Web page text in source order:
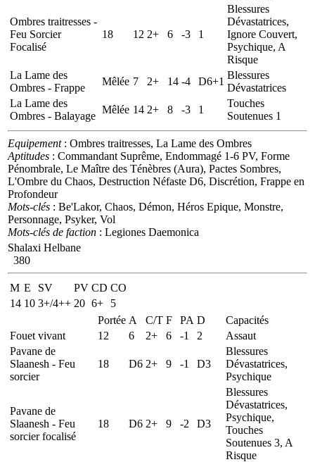
Ombres traitresses -
Feu Sorcier
Focalisé
18 12 2+ 6 -3 1
Blessures
Dévastatrices,
Ignore Couvert,
Psychique, A
Risque
La Lame des
Ombres - Frappe
Mêlée 7 2+ 14 -4 D6+1
Blessures
Dévastatrices
La Lame des
Ombres - Balayage
Mêlée 14 2+ 8 -3 1
Touches
Soutenues 1
Equipement: Ombres traitresses, La Lame des Ombres
Aptitudes : Commandant Suprême, Endommagé 1-6 PV, Forme
Pénombrale, Le Maître des Ténèbres (Aura), Pactes Sombres,
L'Ombre du Chaos, Destruction Néfaste D6, Discrétion, Frappe en
Profondeur
Mots-clés : Be'Lakor, Chaos, Démon, Héros Epique, Monstre,
Personnage, Psyker, Vol
Mots-clés de faction : Legiones Daemonica
Shalaxi Helbane
380
M E SV PV CD CO
14 10 3+/4++ 20 6+
5
Portée A C/T F PA D
Capacités
Fouet vivant
12 6 2+ 6 -1 2
Assaut
Pavane de
Slaanesh - Feu
sorcier
18 D6 2+ 9 -1 D3
Blessures
Dévastatrices,
Psychique
Pavane de
Slaanesh - Feu
sorcier focalisé
18 D6 2+ 9 -2 D3
Blessures
Dévastatrices,
Psychique,
Touches
Soutenues 3, A
Risque